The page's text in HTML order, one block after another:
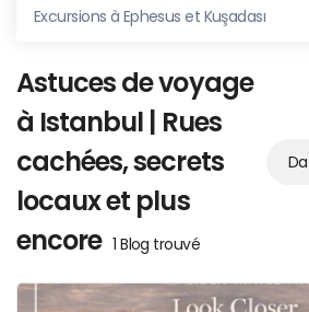
Excursions à Ephesus et Kuşadası
Astuces de voyage
à Istanbul | Rues
cachées, secrets
locaux et plus
encore 1 Blog trouvé